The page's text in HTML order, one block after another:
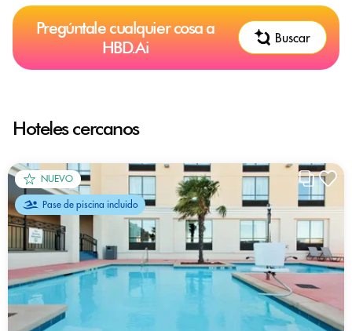
Pregúntale cualquier cosa a
HBD.Ai
Buscar
Hoteles cercanos
NUEVO
Pase de piscina incluido